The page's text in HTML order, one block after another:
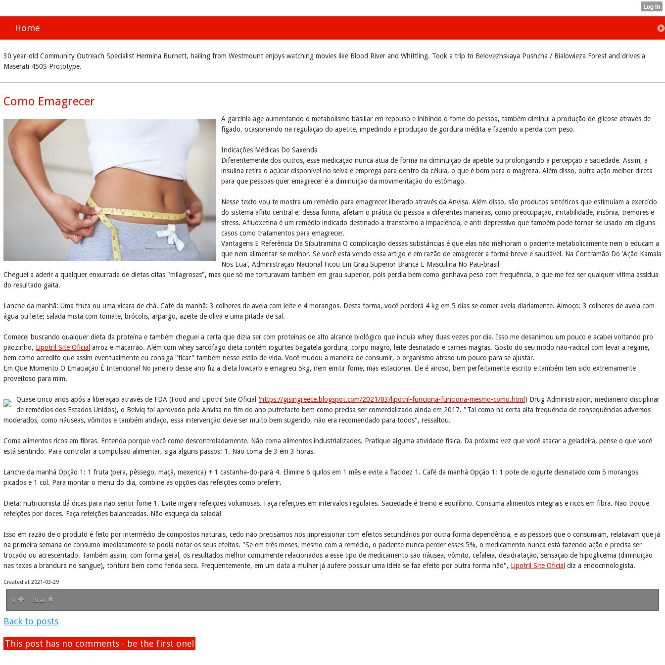
Home
30 year-old Community Outreach Specialist Hermina Burnett, hailing from Westmount enjoys watching movies like Blood River and Whittling. Took a trip to Belovezhskaya Pushcha / Bialowieza Forest and drives a
Maserati 450S Prototype.
Como Emagrecer
A garcínia age aumentando o metabolismo basiliar em repouso e inibindo o fome do pessoa, também diminui a produção de glicose através de
fígado, ocasionando na regulação do apetite, impedindo a produção de gordura inédita e fazendo a perda com peso.
Indicações Médicas Do Saxenda
Diferentemente dos outros, esse medicação nunca atua de forma na diminuição da apetite ou prolongando a percepção a saciedade. Assim, a
insulina retira o açúcar disponível no seiva e emprega para dentro da célula, o que é bom para o magreza. Além disso, outra ação melhor direta
para que pessoas quer emagrecer é a diminuição da movimentação do estômago.
Nesse texto vou te mostra um remédio para emagrecer liberado através da Anvisa. Além disso, são produtos sintéticos que estimulam a exercício
do sistema aflito central e, dessa forma, afetam o prática do pessoa a diferentes maneiras, como preocupação, irritabilidade, insônia, tremores e
stress. Afluoxetina é um remédio indicado destinado a transtorno a impaciência, e anti-depressivo que também pode tornar-se usado em alguns
casos como tratamentos para emagrecer.
Vantagens E Referência Da Sibutramina O complicação dessas substâncias é que elas não melhoram o paciente metabolicamente nem o educam a
que nem alimentar-se melhor. Se você esta vendo essa artigo e em razão de emagrecer a forma breve e saudável. Na Contramão Do 'Ação Kamala
Nos Eua', Administração Nacional Ficou Em Grau Superior Branca E Masculina No Pau-brasil
Cheguei a aderir a qualquer enxurrada de dietas ditas "milagrosas", mas que só me torturavam também em grau superior, pois perdia bem como ganhava peso com frequência, o que me fez ser qualquer vítima assídua
do resultado gaita.
Lanche da manhã: Uma fruta ou uma xícara de chá. Café da manhã: 3 colheres de aveia com leite e 4 morangos. Desta forma, você perderá 4 kg em 5 dias se comer aveia diariamente. Almoço: 3 colheres de aveia com
água ou leite; salada mista com tomate, brócolis, arpargo, azeite de oliva e uma pitada de sal.
Comecei buscando qualquer dieta da proteína e também cheguei a certa que dizia ser com proteínas de alto alcance biológico que incluía whey duas vezes por dia. Isso me desanimou um pouco e acabei voltando pro
pãozinho, Lipotril Site Oficial arroz e macarrão. Além com whey sarcófago dieta contém iogurtes bagatela gordura, corpo magro, leite desnatado e carnes magras. Gosto do seu modo não-radical com levar a regime,
bem como acredito que assim eventualmente eu consiga "ficar" também nesse estilo de vida. Você mudou a maneira de consumir, o organismo atraso um pouco para se ajustar.
Em Que Momento O Emaciação É Intencional No janeiro desse ano fiz a dieta lowcarb e emagreci 5kg, nem emitir fome, mas estacionei. Ele é airoso, bem perfeitamente escrito e também tem sido extremamente
proveitoso para mim.
Quase cinco anos após a liberação através de FDA (Food and Lipotril Site Oficial (https://gisingreece.blogspot.com/2021/03/lipotril-funciona-funciona-mesmo-como.html ) Drug Administration, medianeiro disciplinar
de remédios dos Estados Unidos), o Belviq foi aprovado pela Anvisa no fim do ano putrefacto bem como precisa ser comercializado ainda em 2017. "Tal como há certa alta frequência de consequências adversos
moderados, como náuseas, vômitos e também andaço, essa intervenção deve ser muito bem sugerido, não era recomendado para todos", ressaltou.
Coma alimentos ricos em fibras. Entenda porque você come descontroladamente. Não coma alimentos industrializados. Pratique alguma atividade física. Da próxima vez que você atacar a geladeira, pense o que você
está sentindo. Para controlar a compulsão alimentar, siga alguns passos: 1. Não coma de 3 em 3 horas.
Lanche da manhã Opção 1: 1 fruta (pera, pêssego, maçã, mexerica) + 1 castanha-do-pará 4. Elimine 6 quilos em 1 mês e evite a flacidez 1. Café da manhã Opção 1: 1 pote de iogurte desnatado com 5 morangos
picados e 1 col. Para montar o menu do dia, combine as opções das refeições como preferir.
Dieta: nutricionista dá dicas para não sentir fome 1. Evite ingerir refeições volumosas. Faça refeições em intervalos regulares. Saciedade é treino e equilíbrio. Consuma alimentos integrais e ricos em fibra. Não troque
refeições por doces. Faça refeições balanceadas. Não esqueça da salada!
Isso em razão de o produto é feito por intermédio de compostos naturais, cedo não precisamos nos impressionar com efeitos secundários por outra forma dependência, e as pessoas que o consumiam, relatavam que já
na primeira semana de consumo imediatamente se podia notar os seus efeitos. "Se em três meses, mesmo com a remédio, o paciente nunca perder esses 5%, o medicamento nunca está fazendo ação e precisa ser
trocado ou acrescentado. Também assim, com forma geral, os resultados melhor comumente relacionados a esse tipo de medicamento são náusea, vômito, cefaleia, desidratação, sensação de hipoglicemia (diminuição
nas taxas a brandura no sangue), tontura bem como fenda seca. Frequentemente, em um data a mulher já aufere possuir uma ideia se faz efeito por outra forma não", Lipotril Site Oficial diz a endocrinologista.
Created at 2021-03-29
0 Star
Back to posts
This post has no comments - be the first one!